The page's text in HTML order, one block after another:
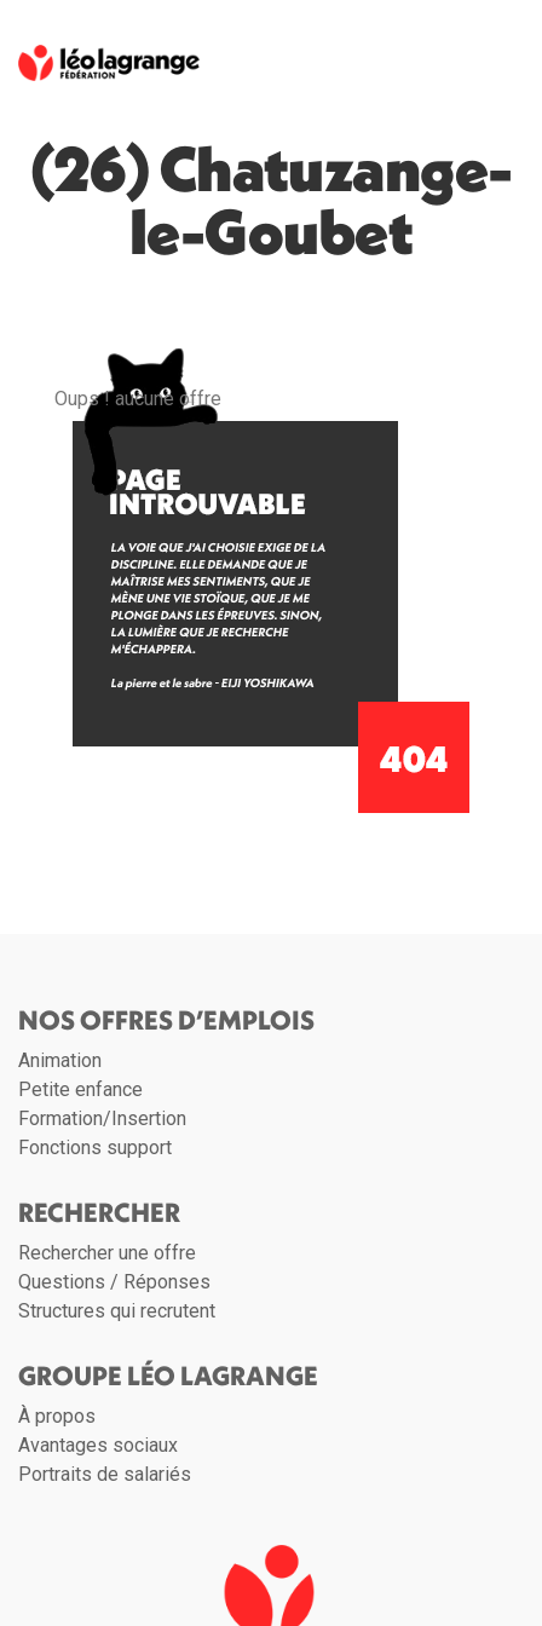
(26) Chatuzange-
le-Goubet
Oups ! aucune offre
NOS OFFRES D’EMPLOIS
Animation
Petite enfance
Formation/Insertion
Fonctions support
RECHERCHER
Rechercher une offre
Questions / Réponses
Structures qui recrutent
GROUPE LÉO LAGRANGE
À propos
Avantages sociaux
Portraits de salariés